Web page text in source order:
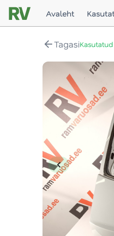
Avaleht
arrow_backTagasi
chevron_left